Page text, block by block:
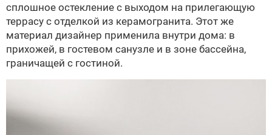
сплошное остекление с выходом на прилегающую
террасу с отделкой из керамогранита. Этот же
материал дизайнер применила внутри дома: в
прихожей, в гостевом санузле и в зоне бассейна,
граничащей с гостиной.